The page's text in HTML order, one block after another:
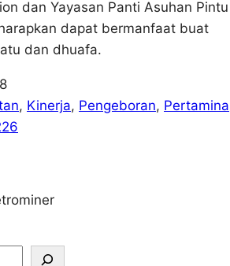
dan Yayasan Panti Asuhan Pintu
dapat bermanfaat buat
dan dhuafa.
, Kinerja, Pengeboran, Pertamina